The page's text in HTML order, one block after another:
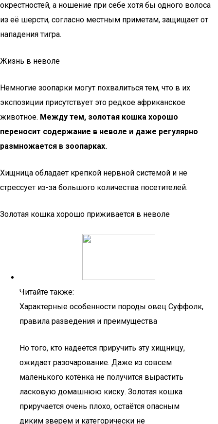
окрестностей, а ношение при себе хотя бы одного волоса
из её шерсти, согласно местным приметам, защищает от
нападения тигра.
Жизнь в неволе
Немногие зоопарки могут похвалиться тем, что в их
экспозиции присутствует это редкое африканское
животное. Между тем, золотая кошка хорошо
переносит содержание в неволе и даже регулярно
размножается в зоопарках.
Хищница обладает крепкой нервной системой и не
стрессует из-за большого количества посетителей.
Золотая кошка хорошо приживается в неволе
Читайте также:
Характерные особенности породы овец Суффолк,
правила разведения и преимущества
Но того, кто надеется приручить эту хищницу,
ожидает разочарование. Даже из совсем
маленького котёнка не получится вырастить
ласковую домашнюю киску. Золотая кошка
приручается очень плохо, остаётся опасным
диким зверем и категорически не